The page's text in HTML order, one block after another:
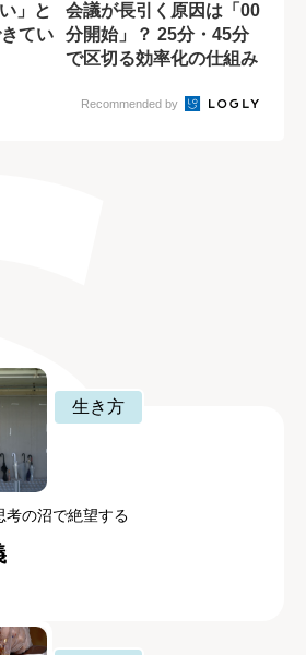
」と
てい
会議が長引く原因は「00
分開始」？ 25分・45分
で区切る効率化の仕組み
Recommended by
生き方
考の沼で絶望する